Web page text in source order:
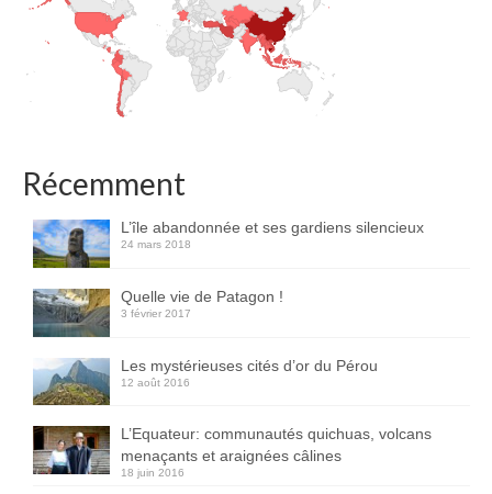
Récemment
L’île abandonnée et ses gardiens silencieux
24 mars 2018
Quelle vie de Patagon !
3 février 2017
Les mystérieuses cités d’or du Pérou
12 août 2016
L’Equateur: communautés quichuas, volcans
menaçants et araignées câlines
18 juin 2016